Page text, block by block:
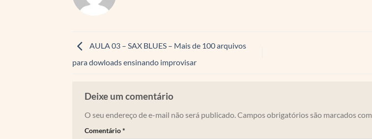
AULA 03 – SAX BLUES – Mais de 100 arquivos
para dowloads ensinando improvisar
Deixe um comentário
O seu endereço de e-mail não será publicado. Campos obrigatórios são marcados com
Comentário*